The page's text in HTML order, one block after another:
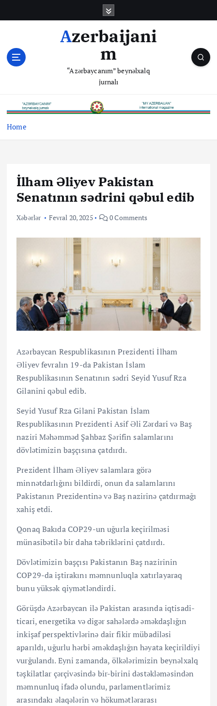
t
Azerbaijani
m
“Azərbaycanım” beynəlxalq
jurnalı
Home
İlham Əliyev Pakistan
Senatının sədrini qəbul edib
Xəbərlər Fevral 20, 2025 0 Comments
Azərbaycan Respublikasının Prezidenti İlham
Əliyev fevralın 19-da Pakistan İslam
Respublikasının Senatının sədri Seyid Yusuf Rza
Gilanini qəbul edib.
Seyid Yusuf Rza Gilani Pakistan İslam
Respublikasının Prezidenti Asif Əli Zərdari və Baş
naziri Məhəmməd Şahbaz Şərifin salamlarını
dövlətimizin başçısına çatdırdı.
Prezident İlham Əliyev salamlara görə
minnətdarlığını bildirdi, onun da salamlarını
Pakistanın Prezidentinə və Baş nazirinə çatdırmağı
xahiş etdi.
Qonaq Bakıda COP29-un uğurla keçirilməsi
münasibətilə bir daha təbriklərini çatdırdı.
Dövlətimizin başçısı Pakistanın Baş nazirinin
COP29-da iştirakını məmnunluqla xatırlayaraq
bunu yüksək qiymətləndirdi.
Görüşdə Azərbaycan ilə Pakistan arasında iqtisadi-
ticari, energetika və digər sahələrdə əməkdaşlığın
inkişaf perspektivlərinə dair fikir mübadiləsi
aparıldı, uğurlu hərbi əməkdaşlığın həyata keçirildiyi
vurğulandı. Eyni zamanda, ölkələrimizin beynəlxalq
təşkilatlar çərçivəsində bir-birini dəstəkləməsindən
məmnunluq ifadə olundu, parlamentlərimiz
arasındakı əlaqələrin və hökumətlərarası